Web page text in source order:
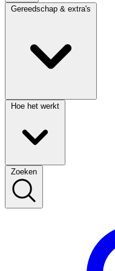
Gereedschap & extra's
Hoe het werkt
Zoeken